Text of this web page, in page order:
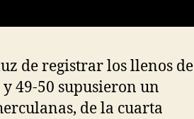
de registrar los llenos de
49-50 supusieron un
de la cuarta